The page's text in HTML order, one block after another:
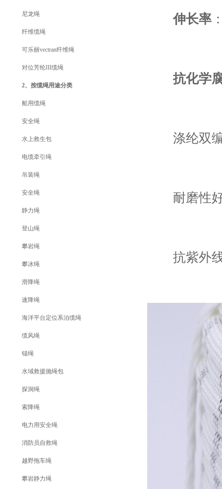
尼龙绳
纤维缆绳
可乐丽vectran纤维绳
对位芳纶III缆绳
2、按缆绳用途分类
船用缆绳
安全绳
水上救生包
电缆牵引绳
吊装绳
安全绳
静力绳
登山绳
攀岩绳
攀冰绳
滑降绳
速降绳
海洋平台定位系泊缆绳
缆风绳
锚绳
水域救援抛绳包
探洞绳
索降绳
电力用安全绳
消防员自救绳
越野拖车绳
攀岩静力绳
伸长率
抗化学
涤纶双
耐磨性
抗紫外线